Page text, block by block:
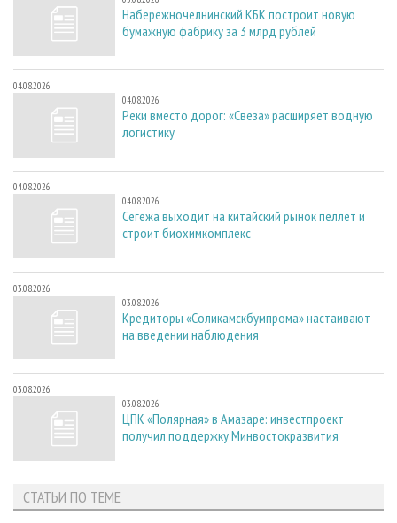
Набережночелнинский КБК построит новую
бумажную фабрику за 3 млрд рублей
04.08.2026
04.08.2026
Реки вместо дорог: «Свеза» расширяет водную
логистику
04.08.2026
04.08.2026
Сегежа выходит на китайский рынок пеллет и
строит биохимкомплекс
03.08.2026
03.08.2026
Кредиторы «Соликамскбумпрома» настаивают
на введении наблюдения
03.08.2026
03.08.2026
ЦПК «Полярная» в Амазаре: инвестпроект
получил поддержку Минвостокразвития
СТАТЬИ ПО ТЕМЕ